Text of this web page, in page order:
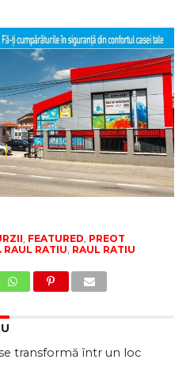
FEATURED PREOT
RAUL RATIU RAUL RATIU
transformă într un loc